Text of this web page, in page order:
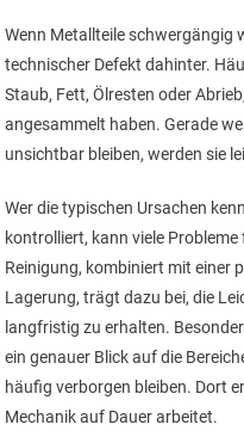
Wenn Metallteile schwergängig
technischer Defekt dahinter.
Staub, Fett, Ölresten oder
angesammelt haben. Gerade
unsichtbar bleiben, werden sie
Wer die typischen Ursachen
kontrolliert, kann viele
Reinigung, kombiniert mit einer
Lagerung, trägt dazu bei, die
langfristig zu erhalten.
ein genauer Blick auf die
häufig verborgen bleiben. Dort
Mechanik auf Dauer arbeitet.